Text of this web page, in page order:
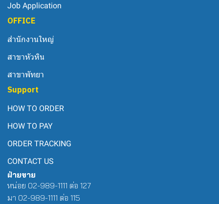
Job Application
OFFICE
สำนักงานใหญ่
สาขาหัวหิน
สาขาพัทยา
Support
HOW TO ORDER
HOW TO PAY
ORDER TRACKING
CONTACT US
ฝ่ายขาย
หน่อย 02-989-1111 ต่อ 127
มา 02-989-1111 ต่อ 115